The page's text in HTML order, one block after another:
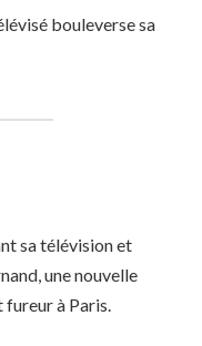
bouleverse sa
sa télévision et
une nouvelle
à Paris.